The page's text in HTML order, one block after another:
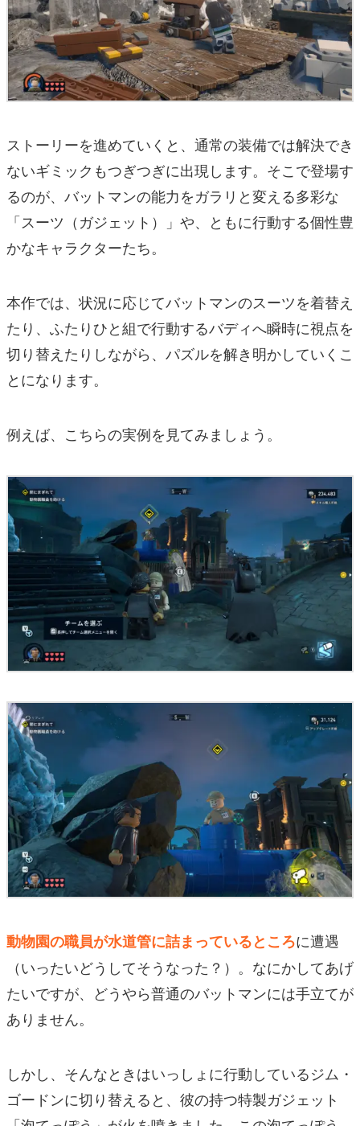
ストーリーを進めていくと、通常の装備では解決でき
ないギミックもつぎつぎに出現します。そこで登場す
るのが、バットマンの能力をガラリと変える多彩な
「スーツ（ガジェット）」や、ともに行動する個性豊
かなキャラクターたち。
本作では、状況に応じてバットマンのスーツを着替え
たり、ふたりひと組で行動するバディへ瞬時に視点を
切り替えたりしながら、パズルを解き明かしていくこ
とになります。
例えば、こちらの実例を見てみましょう。
動物園の職員が水道管に詰まっているところに遭遇
（いったいどうしてそうなった？）。なにかしてあげ
たいですが、どうやら普通のバットマンには手立てが
ありません。
しかし、そんなときはいっしょに行動しているジム・
ゴードンに切り替えると、彼の持つ特製ガジェット